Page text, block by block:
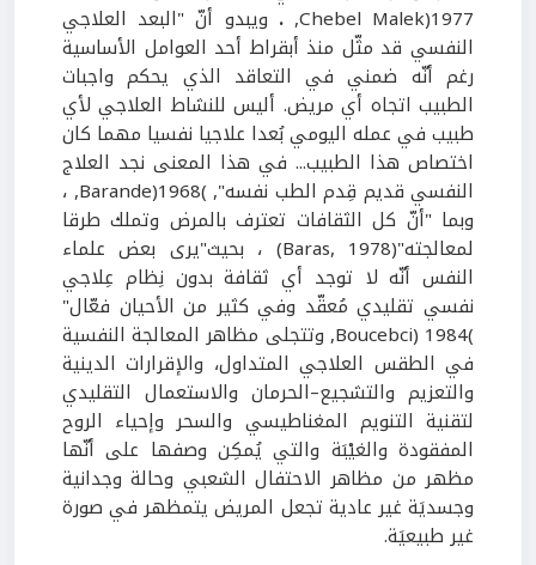
1977(Chebel Malek,
. ويبدو أنّ "البعد العلاجي
النفسي قد مثّل منذ أبقراط أحد العوامل الأساسية
رغم أنّه ضمني في التعاقد الذي يحكم واجبات
الطبيب اتجاه أي مريض. أليس للنشاط العلاجي لأي
طبيب في عمله اليومي بُعدا علاجيا نفسيا مهما كان
اختصاص هذا الطبيب... في هذا المعنى نجد العلاج
النفسي قديم قِدم الطب نفسه", )1968(Barande, ،
وبما "أنّ كل الثقافات تعترف بالمرض وتملك طرقا
لمعالجته"(Baras, 1978) ، بحيث"يرى بعض علماء
النفس أنّه لا توجد أي ثقافة بدون نِظام عِلاجي
نفسي تقليدي مُعقّد وفي كثير من الأحيان فعّال"
)1984 (Boucebci, وتتجلى مظاهر المعالجة النفسية
في الطقس العلاجي المتداول، والإقرارات الدينية
والتعزيم والتشجيع–الحرمان والاستعمال التقليدي
لتقنية التنويم المغناطيسي والسحر وإحياء الروح
المفقودة والغيْبَة والتي يُمكِن وصفها على أنّها
مظهر من مظاهر الاحتفال الشعبي وحالة وجدانية
وجسديَة غير عادية تجعل المريض يتمظهر في صورة
غير طبيعيَة.